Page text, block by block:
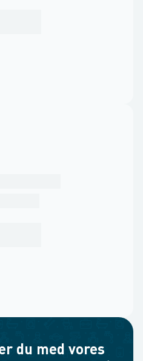
du med vores